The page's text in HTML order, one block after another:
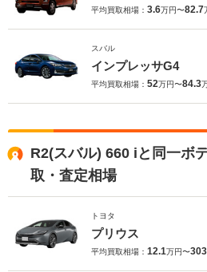
平均買取相場： 3.6万円〜82.7
スバル
インプレッサG4
平均買取相場： 52万円〜84.3
R2(スバル) 660 iと同一ボ
取・査定相場
トヨタ
プリウス
平均買取相場： 12.1万円〜